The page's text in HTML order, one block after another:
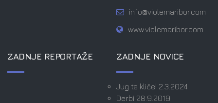
info@violemaribor.com
www.violemaribor.com
ZADNJE REPORTAŽE ZADNJE NOVICE
Jug te kliče! 2.3.2024
Derbi 28.9.2019